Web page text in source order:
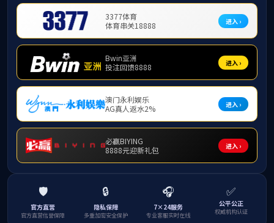
毕业与学位授予
联合培养
对外交流
项目概述
通知公告
跨学科可持续发展
国际学位项目